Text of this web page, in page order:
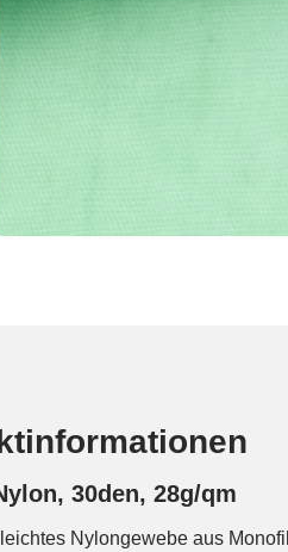
30den, 28g/qm
Nylongewebe aus
aufweist. Diese